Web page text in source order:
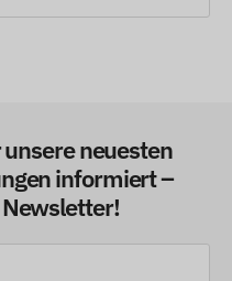
unsere neuesten
informiert –